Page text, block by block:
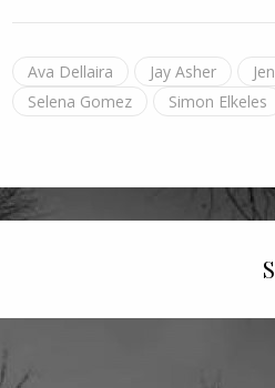
de André
Ava Dellaira Jay Asher
Selena Gomez
Simon Elkeles